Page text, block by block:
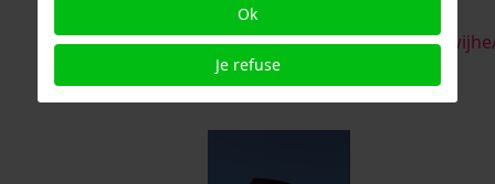
https://www.instagram.com/
henny@deverbeeldingwijhe.nl
Ok
Je refuse